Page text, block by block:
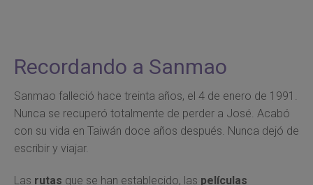
Recordando a Sanmao
Sanmao falleció hace treinta años, el 4 de enero de 1991.
Nunca se recuperó totalmente de perder a José. Acabó
con su vida en Taiwán doce años después. Nunca dejó de
escribir y viajar.
Las rutas que se han establecido, las películas